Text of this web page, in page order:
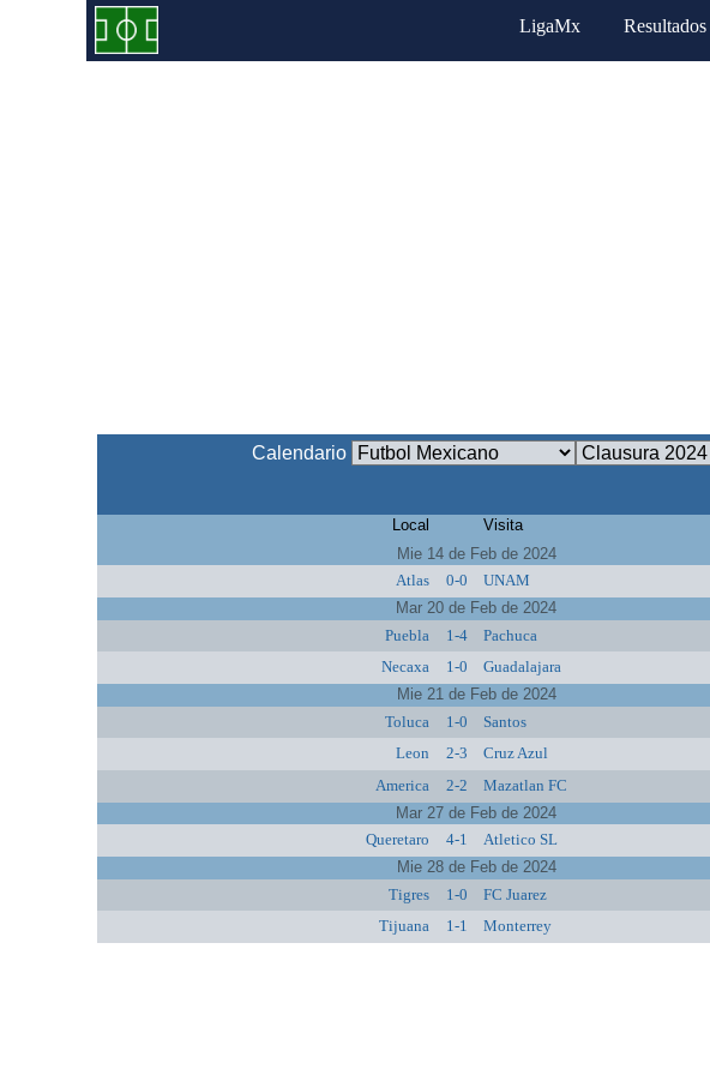
LigaMx Resultados
Calendario
Local Visita
Mie 14 de Feb de 2024
Atlas
0-0 UNAM
Mar 20 de Feb de 2024
Puebla
1-4 Pachuca
Necaxa
1-0 Guadalajara
Mie 21 de Feb de 2024
Toluca
1-0 Santos
Leon
2-3 Cruz Azul
America
2-2 Mazatlan FC
Mar 27 de Feb de 2024
Queretaro
4-1 Atletico SL
Mie 28 de Feb de 2024
Tigres
1-0 FC Juarez
Tijuana
1-1 Monterrey